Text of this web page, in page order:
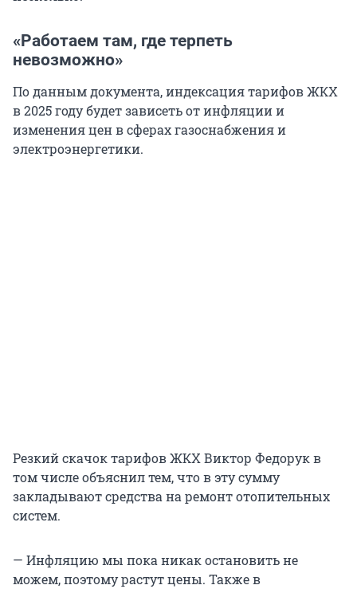
«Работаем там, где терпеть
невозможно»
По данным документа, индексация тарифов ЖКХ
в 2025 году будет зависеть от инфляции и
изменения цен в сферах газоснабжения и
электроэнергетики.
Резкий скачок тарифов ЖКХ Виктор Федорук в
том числе объяснил тем, что в эту сумму
закладывают средства на ремонт отопительных
систем.
— Инфляцию мы пока никак остановить не
можем, поэтому растут цены. Также в